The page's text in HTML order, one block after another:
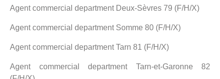
Agent commercial department Deux-Sèvres 79 (F/H/X)
Agent commercial department Somme 80 (F/H/X)
Agent commercial department Tarn 81 (F/H/X)
Agent commercial department Tarn-et-Garonne 82